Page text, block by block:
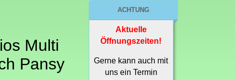
Multi
Pansy
ACHTUNG
Aktuelle
Öffnungszeiten!
Gerne kann auch mit
uns ein Termin